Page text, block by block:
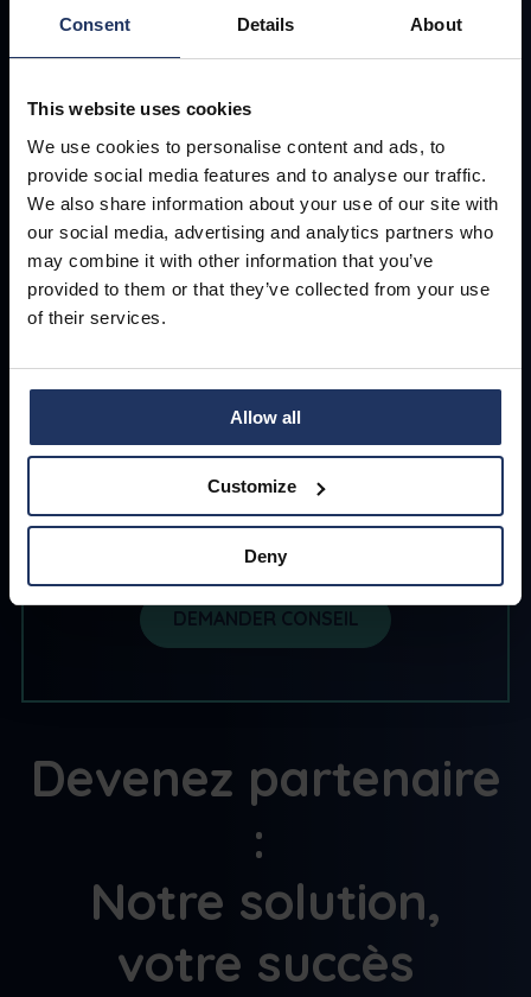
Consent Details About
This website uses cookies
We use cookies to personalise content and ads, to
provide social media features and to analyse our traffic.
We also share information about your use of our site with
our social media, advertising and analytics partners who
may combine it with other information that you’ve
provided to them or that they’ve collected from your use
of their services.
Allow all
Customize
Deny
POINTS FORTS :
Toutes les fonctionnalités de Core & Advanced
Modules de formation spécifiques : NIST, RGPD,
NIS2 …
Rapports avancés avec intégration Power BI
mondiale
DEMANDER CONSEIL
Devenez partenaire
:
Notre solution,
votre succès